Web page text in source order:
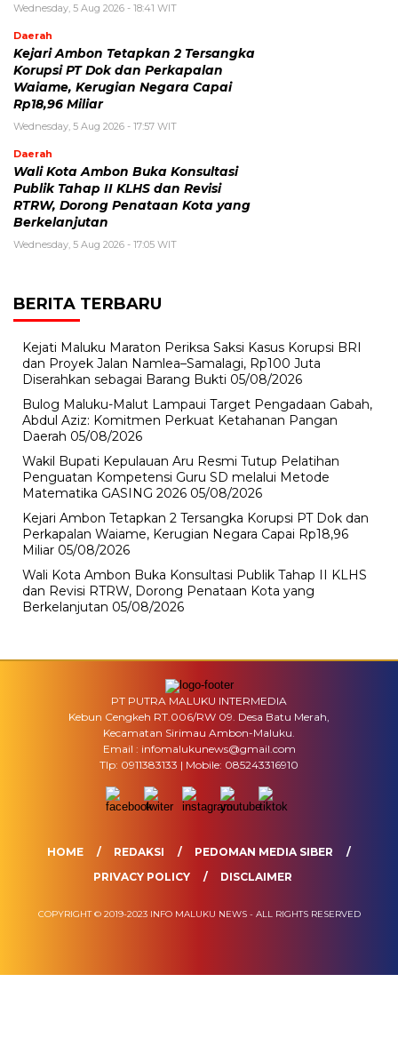
Wednesday, 5 Aug 2026 - 18:41 WIT
Daerah
Kejari Ambon Tetapkan 2 Tersangka
Korupsi PT Dok dan Perkapalan
Waiame, Kerugian Negara Capai
Rp18,96 Miliar
Wednesday, 5 Aug 2026 - 17:57 WIT
Daerah
Wali Kota Ambon Buka Konsultasi
Publik Tahap II KLHS dan Revisi
RTRW, Dorong Penataan Kota yang
Berkelanjutan
Wednesday, 5 Aug 2026 - 17:05 WIT
BERITA TERBARU
Kejati Maluku Maraton Periksa Saksi Kasus Korupsi BRI
dan Proyek Jalan Namlea–Samalagi, Rp100 Juta
Diserahkan sebagai Barang Bukti 05/08/2026
Bulog Maluku-Malut Lampaui Target Pengadaan Gabah,
Abdul Aziz: Komitmen Perkuat Ketahanan Pangan
Daerah 05/08/2026
Wakil Bupati Kepulauan Aru Resmi Tutup Pelatihan
Penguatan Kompetensi Guru SD melalui Metode
Matematika GASING 2026 05/08/2026
Kejari Ambon Tetapkan 2 Tersangka Korupsi PT Dok dan
Perkapalan Waiame, Kerugian Negara Capai Rp18,96
Miliar 05/08/2026
Wali Kota Ambon Buka Konsultasi Publik Tahap II KLHS
dan Revisi RTRW, Dorong Penataan Kota yang
Berkelanjutan 05/08/2026
PT PUTRA MALUKU INTERMEDIA
Kebun Cengkeh RT.006/RW 09. Desa Batu Merah,
Kecamatan Sirimau Ambon-Maluku.
Email : infomalukunews@gmail.com
Tlp: 0911383133 | Mobile: 085243316910
HOME REDAKSI
PEDOMAN MEDIA SIBER
PRIVACY POLICY
DISCLAIMER
COPYRIGHT © 2019-2023 INFO MALUKU NEWS - ALL RIGHTS RESERVED